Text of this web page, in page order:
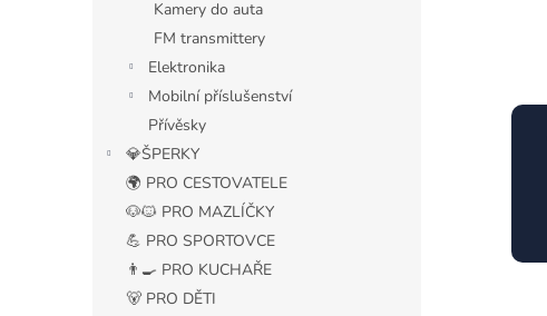
Kamery do auta
FM transmittery
Elektronika
Mobilní příslušenství
Přívěsky
💎ŠPERKY
🌍 PRO CESTOVATELE
🐶🐱 PRO MAZLÍČKY
💪 PRO SPORTOVCE
👨‍🍳 PRO KUCHAŘE
🐻 PRO DĚTI